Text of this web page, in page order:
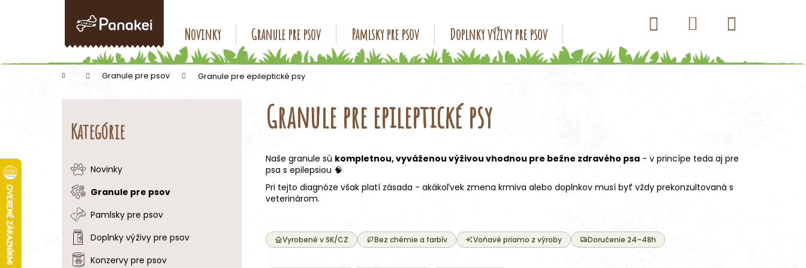
Novinky Granule pre psov Pamlsky pre psov Doplnky výživy pre psov Konzervy pre psov Kapsičky pre psov
Hľadať Prihlásenie
košík
Domov Granule pre psov Granule pre epileptické psy
kategórie
Kategórie
Novinky
Granule pre psov
Pamlsky pre psov
Doplnky výživy pre psov
Konzervy pre psov
Granule pre epileptické psy
Naše granule sú kompletnou, vyváženou výživou vhodnou pre bežne zdravého psa - v princípe teda aj pre
psa s epilepsiou 🧠
Pri tejto diagnóze však platí zásada - akákoľvek zmena krmiva alebo doplnkov musí byť vždy prekonzultovaná s
veterinárom.
Vyrobené v SK/CZ Bez chémie a farbív Voňavé priamo z výroby Doručenie 24–48h
k
obchodu
obchodu
Čo potrebujete nájsť?
HĽADAŤ
Odporúčame